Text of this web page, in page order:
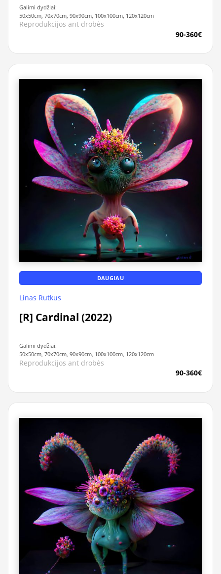
Galimi dydžiai:
50x50cm, 70x70cm, 90x90cm, 100x100cm, 120x120cm
Reprodukcijos ant drobės
90-360€
DAUGIAU
Linas Rutkus
[R] Cardinal (2022)
Galimi dydžiai:
50x50cm, 70x70cm, 90x90cm, 100x100cm, 120x120cm
Reprodukcijos ant drobės
90-360€